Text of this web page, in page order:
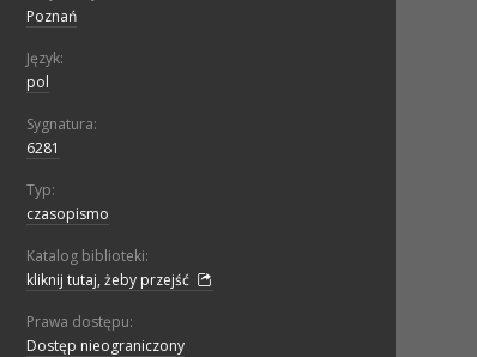
Poznań
Język:
pol
Sygnatura:
6281
Typ:
czasopismo
Katalog biblioteki:
kliknij tutaj, żeby przejść
Prawa dostępu:
Dostęp nieograniczony